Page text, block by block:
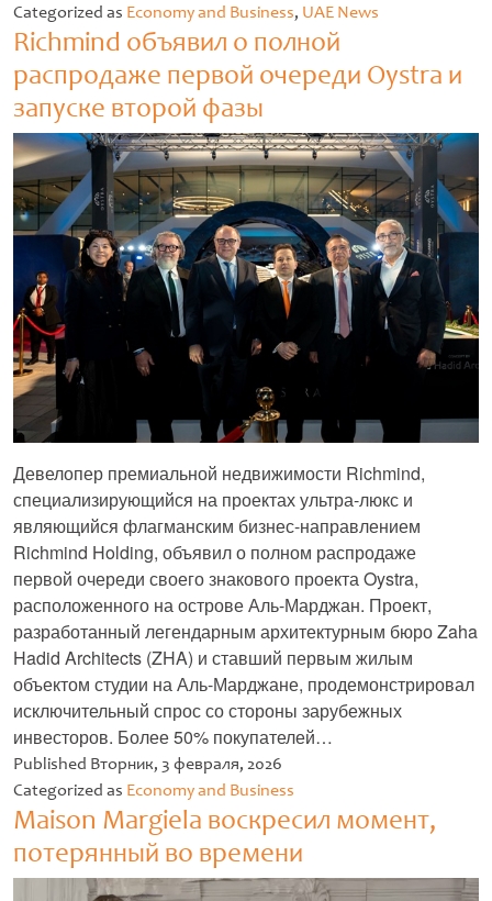
Categorized as Economy and Business, UAE News
Richmind объявил о полной
распродаже первой очереди Oystra и
запуске второй фазы
Девелопер премиальной недвижимости Richmind,
специализирующийся на проектах ультра-люкс и
являющийся флагманским бизнес-направлением
Richmind Holding, объявил о полном распродаже
первой очереди своего знакового проекта Oystra,
расположенного на острове Аль-Марджан. Проект,
разработанный легендарным архитектурным бюро Zaha
Hadid Architects (ZHA) и ставший первым жилым
объектом студии на Аль-Марджане, продемонстрировал
исключительный спрос со стороны зарубежных
инвесторов. Более 50% покупателей…
Untitled
Published Вторник, 3 февраля, 2026
Categorized as Economy and Business
Maison Margiela воскресил момент,
потерянный во времени